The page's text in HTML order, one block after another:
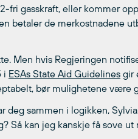
fri gasskraft, eller kommer
betaler de merkostnadene
Men hvis Regjeringen
i ESAs State Aid Guidelines gir
bør mulighetene være
deg sammen i logikken,
Så kan jeg kanskje få sove